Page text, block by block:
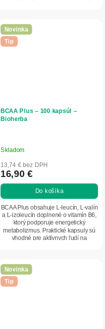
Novinka
Tip
BCAA Plus – 100 kapsúl –
Bioherba
Skladom
13,74 € bez DPH
16,90 €
Do košíka
BCAA Plus obsahuje L-leucín, L-valín
a L-izoleucín doplnené o vitamín B6,
ktorý podporuje energetický
metabolizmus. Praktické kapsuly sú
vhodné pre aktívnych ľudí na
Novinka
Tip